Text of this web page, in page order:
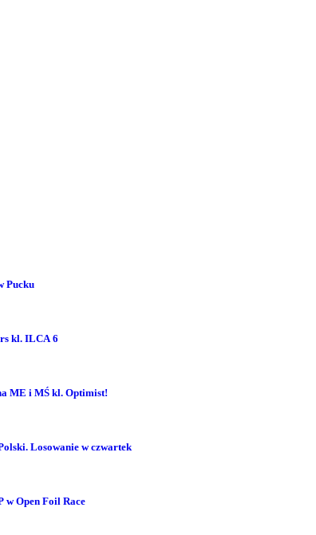
Pucku
kl. ILCA 6
ME i MŚ kl. Optimist!
Losowanie w czwartek
w Open Foil Race